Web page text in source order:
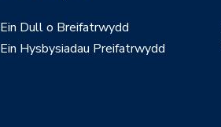
Ein Dull o Breifatrwydd
Ein Hysbysiadau Preifatrwydd